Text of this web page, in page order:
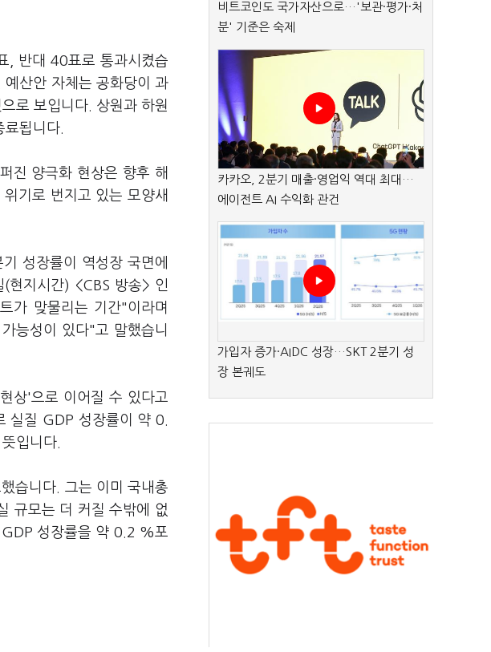
, 반대 40표로 통과시켰습
산안 자체는 공화당이 과
로 보입니다. 상원과 하원
됩니다.
진 양극화 현상은 향후 해
기로 번지고 있는 모양새
성장률이 역성장 국면에
현지시간) <CBS 방송> 인
가 맞물리는 기간"이라며
능성이 있다"고 말했습니
상'으로 이어질 수 있다고
실질 GDP 성장률이 약 0.
입니다.
습니다. 그는 이미 국내총
규모는 더 커질 수밖에 없
GDP 성장률을 약 0.2 %포
비트코인도 국가자산으로…'보관·평가·처
분' 기준은 숙제
카카오, 2분기 매출·영업익 역대 최대…
에이전트 AI 수익화 관건
가입자 증가·AIDC 성장…SKT 2분기 성
장 본궤도